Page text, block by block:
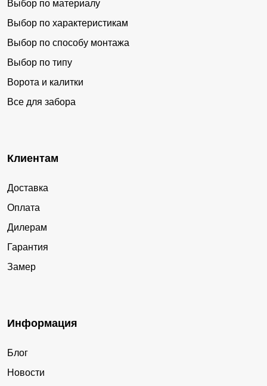
Выбор по материалу
Выбор по характеристикам
Выбор по способу монтажа
Выбор по типу
Ворота и калитки
Все для забора
Клиентам
Доставка
Оплата
Дилерам
Гарантия
Замер
Информация
Блог
Новости